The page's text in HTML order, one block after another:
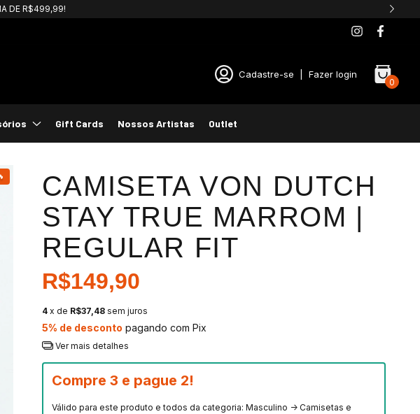
PIX
Cadastre-se Fazer login
0
Gift Cards Nossos Artistas Outlet
CAMISETA VON DUTCH
STAY TRUE MARROM |
REGULAR FIT
R$149,90
4 x de R$37,48 sem juros
5% de desconto pagando com Pix
Ver mais detalhes
Compre 3 e pague 2!
Válido para este produto e todos da categoria: Masculino -> Camisetas e